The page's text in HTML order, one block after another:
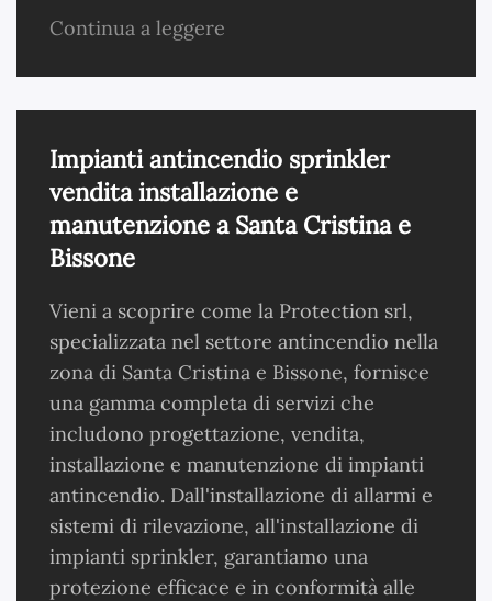
Continua a leggere
Impianti antincendio sprinkler
vendita installazione e
manutenzione a Santa Cristina e
Bissone
Vieni a scoprire come la Protection srl,
specializzata nel settore antincendio nella
zona di Santa Cristina e Bissone, fornisce
una gamma completa di servizi che
includono progettazione, vendita,
installazione e manutenzione di impianti
antincendio. Dall'installazione di allarmi e
sistemi di rilevazione, all'installazione di
impianti sprinkler, garantiamo una
protezione efficace e in conformità alle